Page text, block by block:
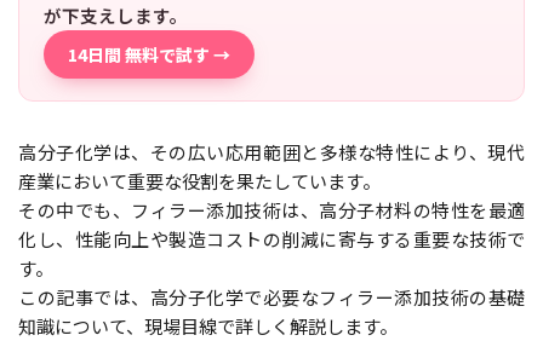
が下支えします。
14日間 無料で試す →
高分子化学は、その広い応用範囲と多様な特性により、現代
産業において重要な役割を果たしています。
その中でも、フィラー添加技術は、高分子材料の特性を最適
化し、性能向上や製造コストの削減に寄与する重要な技術で
す。
この記事では、高分子化学で必要なフィラー添加技術の基礎
知識について、現場目線で詳しく解説します。